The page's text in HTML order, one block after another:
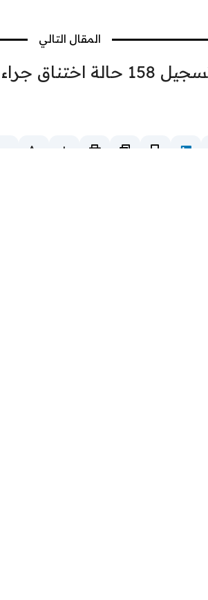
المقال التالي
اتصلوا بـ 911.. صحة البصرة: تسجيل 158 حالة اختناق جراء